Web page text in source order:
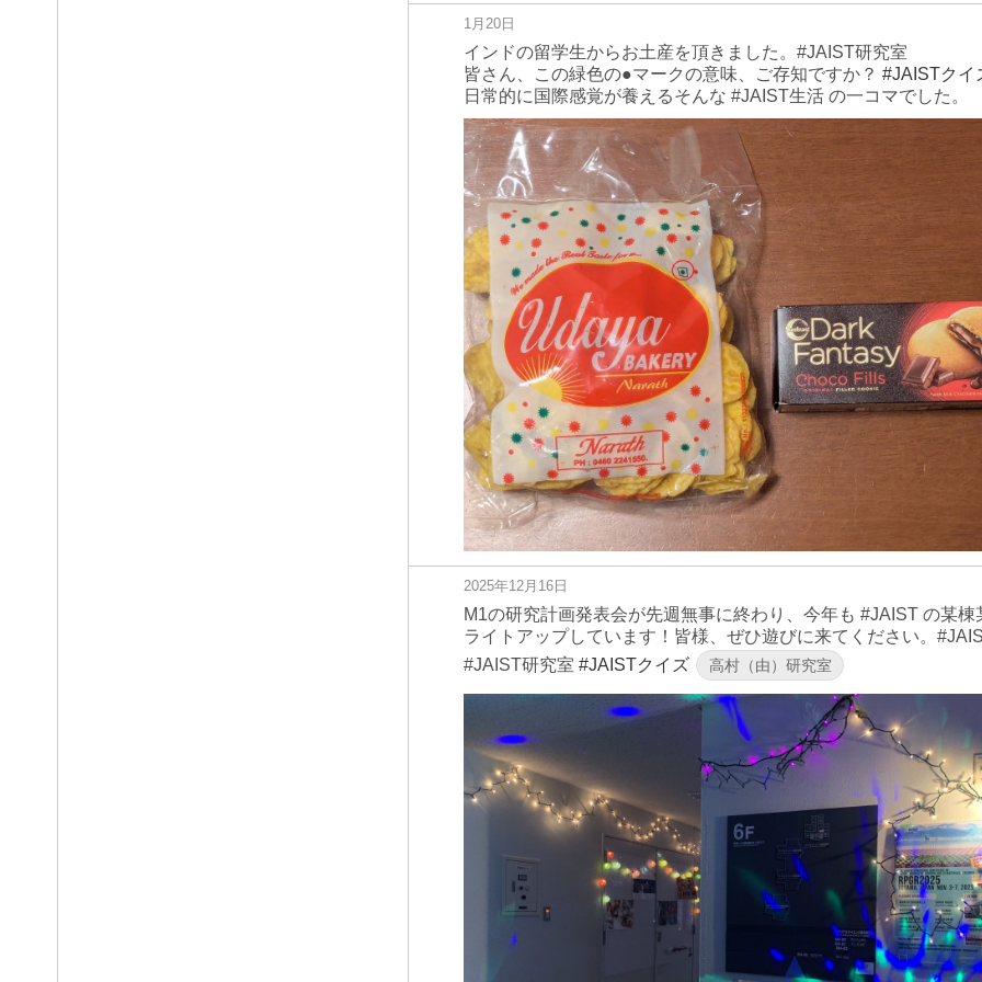
1月20日
インドの留学生からお土産を頂きました。#JAIST研究室
皆さん、この緑色の●マークの意味、ご存知ですか？#JAISTクイ
日常的に国際感覚が養えるそんな #JAIST生活 の一コマでした。
2025年12月16日
M1の研究計画発表会が先週無事に終わり、今年も #JAIST の某棟
ライトアップしています！皆様、ぜひ遊びに来てください。
#JAIST研究室#JAISTクイズ 高村（由）研究室